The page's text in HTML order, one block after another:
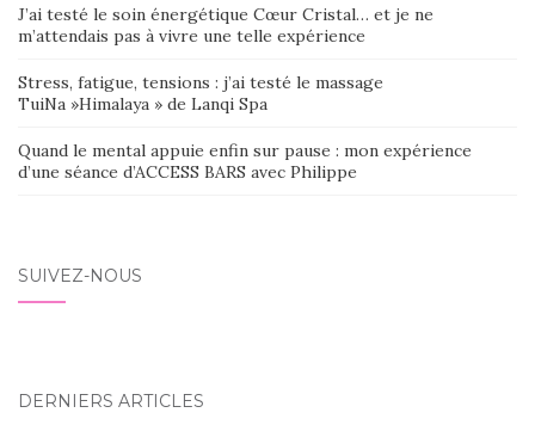
J’ai testé le soin énergétique Cœur Cristal… et je ne
m’attendais pas à vivre une telle expérience
Stress, fatigue, tensions : j’ai testé le massage
TuiNa »Himalaya » de Lanqi Spa
Quand le mental appuie enfin sur pause : mon expérience
d’une séance d’ACCESS BARS avec Philippe
SUIVEZ-NOUS
DERNIERS ARTICLES